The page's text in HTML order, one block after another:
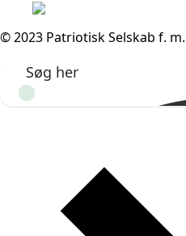
© 2023 Patriotisk Selskab f.